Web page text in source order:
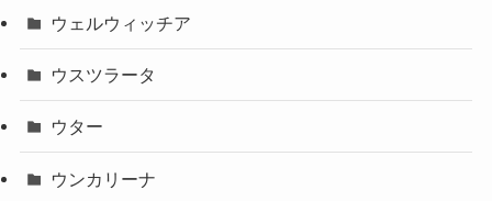
ウェルウィッチア
ウスツラータ
ウター
ウンカリーナ